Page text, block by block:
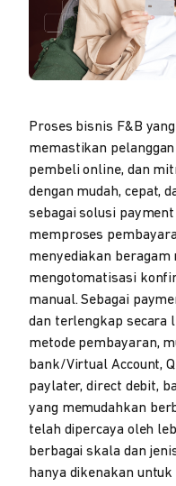
Proses bisnis F&B
memastikan
pembeli online, dan
dengan mudah, cepat,
sebagai solusi
memproses
menyediakan
mengotomatisasi
manual. Sebagai
dan terlengkap secara
metode pembayaran,
bank/Virtual Account,
paylater, direct debit,
yang memudahkan
telah dipercaya oleh
berbagai skala dan
hanya dikenakan